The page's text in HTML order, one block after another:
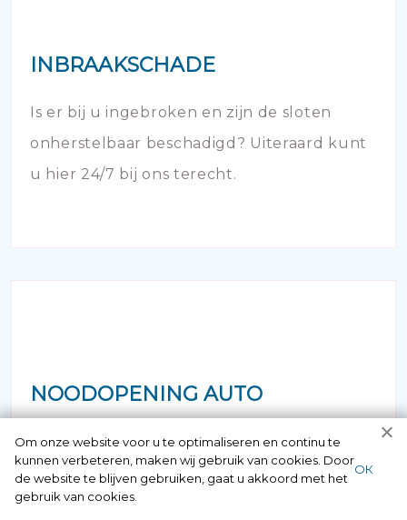
INBRAAKSCHADE
Is er bij u ingebroken en zijn de sloten
onherstelbaar beschadigd? Uiteraard kunt
u hier 24/7 bij ons terecht.
NOODOPENING AUTO
Als u zich in de situatie bevindt dat uw
sleutel in de auto is achtergebleven of dat
de deur is afgebroken en dichtgevallen -
Om onze website voor u te optimaliseren en continu te
kunnen verbeteren, maken wij gebruik van cookies. Door
de website te blijven gebruiken, gaat u akkoord met het
gebruik van cookies.
ОК